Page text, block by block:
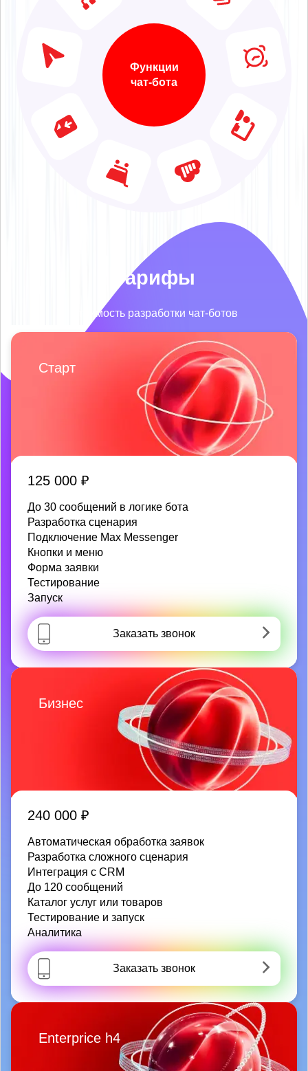
Функции
чат-бота
Тарифы
Стоимость разработки чат-ботов
Старт
125 000 ₽
До 30 сообщений в логике бота
Разработка сценария
Подключение Max Messenger
Кнопки и меню
Форма заявки
Тестирование
Запуск
Заказать звонок
Бизнес
240 000 ₽
Автоматическая обработка заявок
Разработка сложного сценария
Интеграция с CRM
До 120 сообщений
Каталог услуг или товаров
Тестирование и запуск
Аналитика
Заказать звонок
Enterprice h4